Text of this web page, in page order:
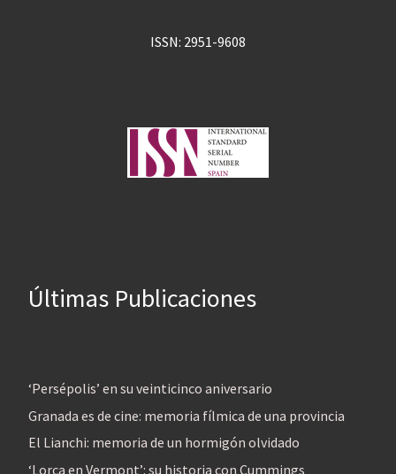
ISSN: 2951-9608
Últimas Publicaciones
‘Persépolis’ en su veinticinco aniversario
Granada es de cine: memoria fílmica de una provincia
El Lianchi: memoria de un hormigón olvidado
‘Lorca en Vermont’: su historia con Cummings